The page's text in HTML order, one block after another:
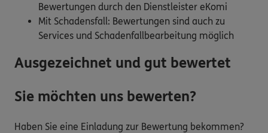
Bewertungen durch den Dienstleister eKomi
Mit Schadensfall: Bewertungen sind auch zu
Services und Schadenfallbearbeitung möglich
Ausgezeichnet und gut bewertet
Sie möchten uns bewerten?
Haben Sie eine Einladung zur Bewertung bekommen?